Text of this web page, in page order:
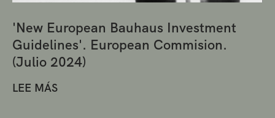
'New European Bauhaus Investment
Guidelines'. European Commision.
(Julio 2024)
LEE MÁS